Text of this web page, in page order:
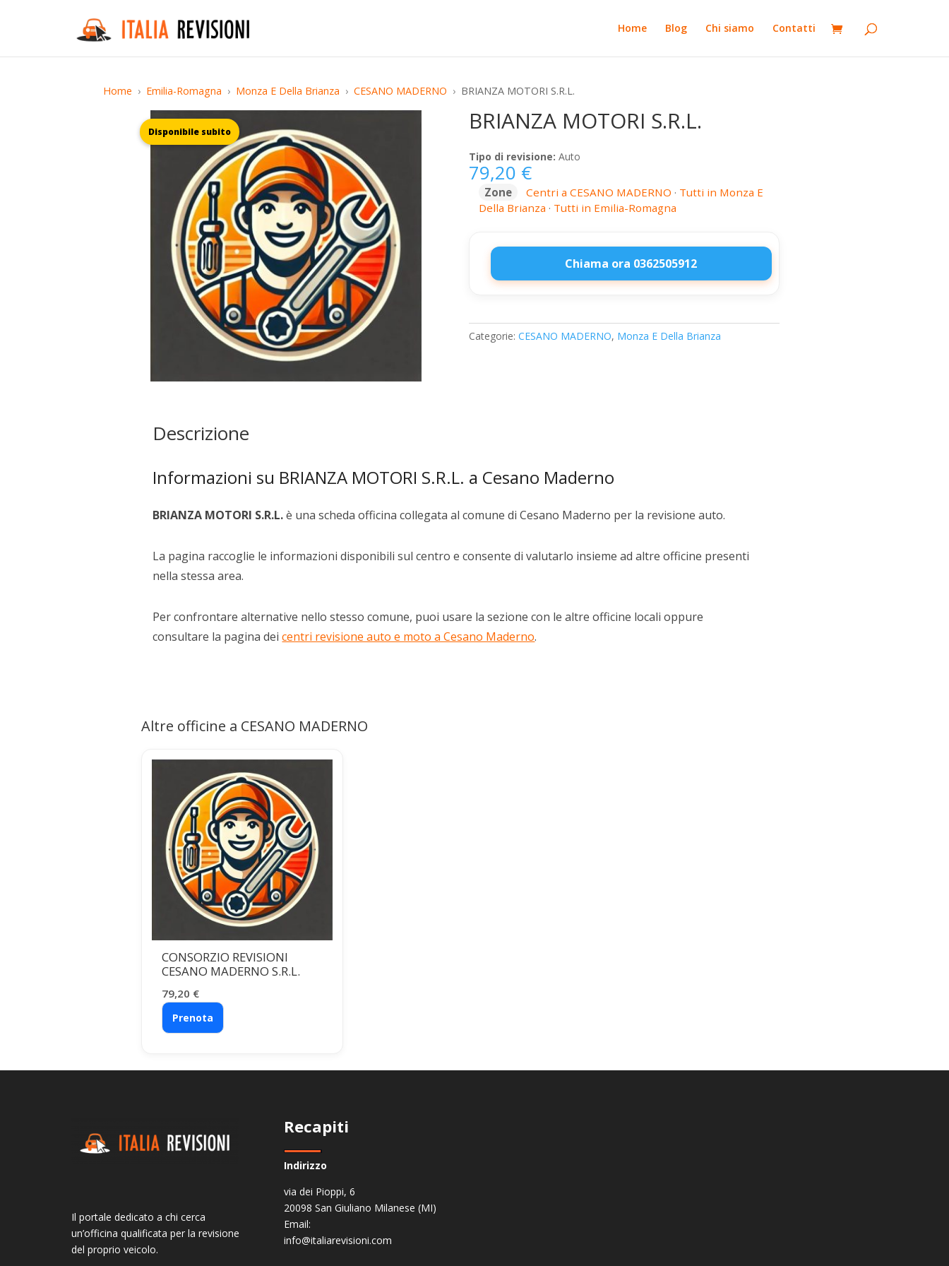
Home Blog Chi siamo Contatti
Home Emilia-Romagna Monza E Della Brianza CESANO MADERNO BRIANZA MOTORI S.R.L.
BRIANZA MOTORI S.R.L.
Tipo di revisione: Auto
79,20 €
Zone Centri a CESANO MADERNO · Tutti in Monza E
Della Brianza · Tutti in Emilia-Romagna
Chiama ora 0362505912
BRIANZA
S.R.L.
quantità
Categorie: CESANO MADERNO, Monza E Della Brianza
Descrizione
Informazioni su BRIANZA MOTORI S.R.L. a Cesano Maderno
BRIANZA MOTORI S.R.L.è una scheda officina collegata al comune di Cesano Maderno per la revisione auto.
La pagina raccoglie le informazioni disponibili sul centro e consente di valutarlo insieme ad altre officine presenti
nella stessa area.
Per confrontare alternative nello stesso comune, puoi usare la sezione con le altre officine locali oppure
consultare la pagina deicentri revisione auto e moto a Cesano Maderno.
Altre officine a CESANO MADERNO
CONSORZIO REVISIONI
CESANO MADERNO S.R.L.
79,20 €
Prenota
Il portale dedicato a chi cerca
un’officina qualificata per la revisione
del proprio veicolo.
Recapiti
Indirizzo
via dei Pioppi, 6
20098 San Giuliano Milanese (MI)
Email:
info@italiarevisioni.com